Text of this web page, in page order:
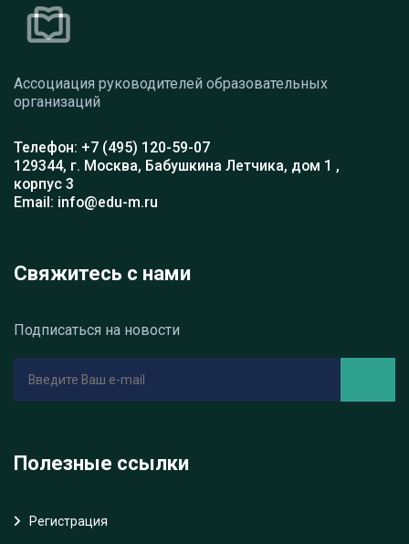
Ассоциация руководителей образовательных
организаций
Телефон: +7 (495) 120-59-07
129344, г. Москва, Бабушкина Летчика, дом 1 ,
корпус 3
Email: info@edu-m.ru
Свяжитесь с нами
Подписаться на новости
Полезные ссылки
Регистрация